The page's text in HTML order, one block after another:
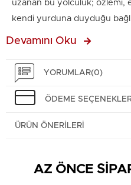
uzanan bu yolculuk; özlemi,
kendi yurduna duyduğu
Serkan Seçkin, bir ömrün
Baskı Boyutu: 13,5 x 21,5
Devamını Oku
YORUMLAR(0)
ÖDEME
ÜRÜN ÖNERILERI
AZ ÖNCE